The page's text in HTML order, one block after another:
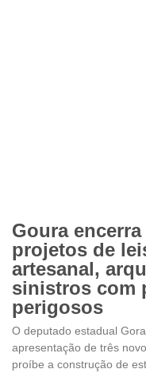
Goura
projetos de
artesanal,
sinistros com
perigosos
O deputado estadual
apresentação de três
proíbe a construção de